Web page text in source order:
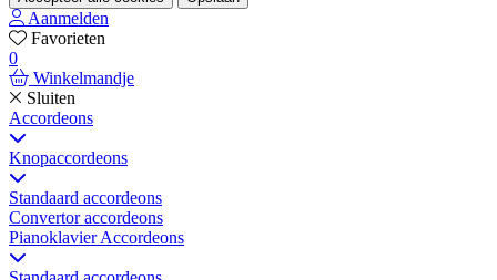
Aanmelden
Favorieten
0
Winkelmandje
Sluiten
Accordeons
Knopaccordeons
Standaard accordeons
Convertor accordeons
Pianoklavier Accordeons